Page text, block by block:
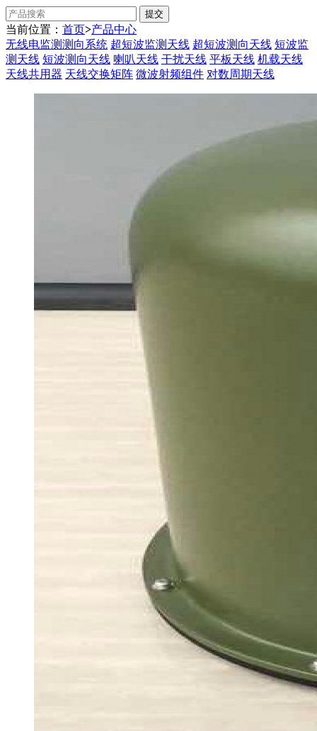
当前位置： 首页>产品中心
无线电监测测向系统 超短波监测天线 超短波测向天线 短波监
测天线 短波测向天线 喇叭天线 干扰天线 平板天线 机载天线
天线共用器 天线交换矩阵 微波射频组件 对数周期天线